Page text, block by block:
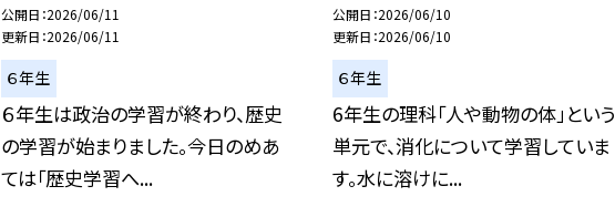
公開日 2026/06/11
更新日 2026/06/11
６年生
６年生は政治の学習が終わり、歴史
の学習が始まりました。今日のめあ
ては「歴史学習へ...
公開日 2026/06/10
更新日 2026/06/10
６年生
6年生の理科「人や動物の体」という
単元で、消化について学習していま
す。水に溶けに...